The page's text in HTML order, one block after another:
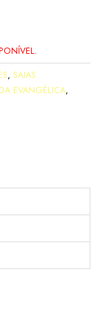
, SAIAS
EVANGÉLICA,